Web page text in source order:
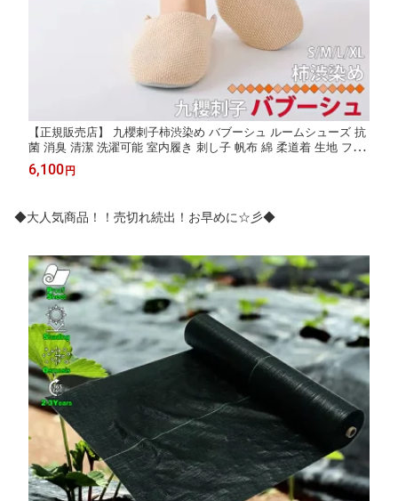
【正規販売店】 九櫻刺子柿渋染め バブーシュ ルームシューズ 抗
菌 消臭 清潔 洗濯可能 室内履き 刺し子 帆布 綿 柔道着 生地 フラ
ットシューズ メンズ レディース 来客用 室内用 携帯用 早川繊維
クザクラ 九桜 九櫻 刺子 誕生日 プレゼント ギフト おしゃれ 区分
6,100 円
◆大人気商品！！売切れ続出！お早めに☆彡◆